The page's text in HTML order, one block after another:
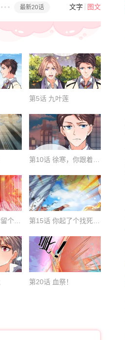
最新20话 文字 图文
第5话 九叶莲
第10话 徐寒，你跟着我干吧
第15话 你起了个找死的名字
第20话 血祭！